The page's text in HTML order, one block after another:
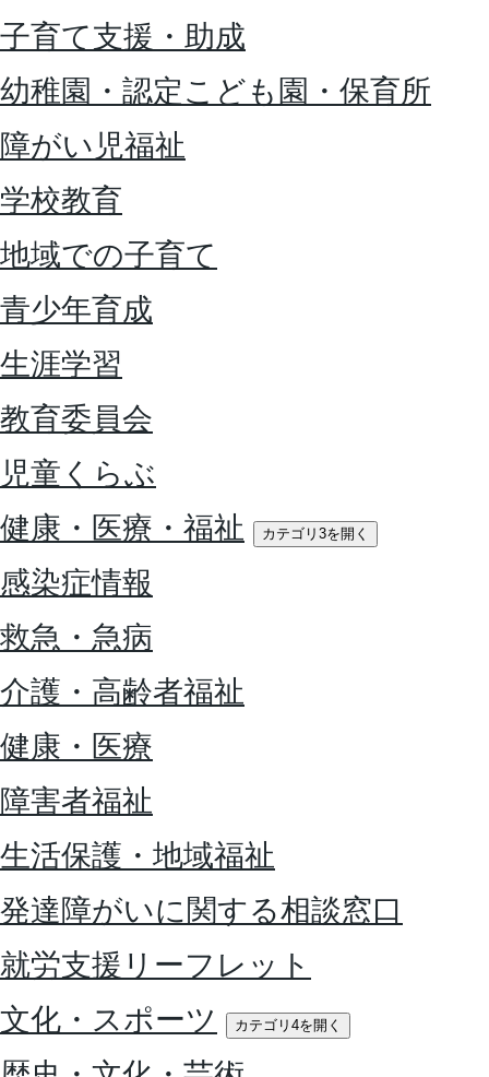
子育て支援・助成
幼稚園・認定こども園・保育所
障がい児福祉
学校教育
地域での子育て
青少年育成
生涯学習
教育委員会
児童くらぶ
健康・医療・福祉
カテゴリ3を開く
感染症情報
救急・急病
介護・高齢者福祉
健康・医療
障害者福祉
生活保護・地域福祉
発達障がいに関する相談窓口
就労支援リーフレット
文化・スポーツ
カテゴリ4を開く